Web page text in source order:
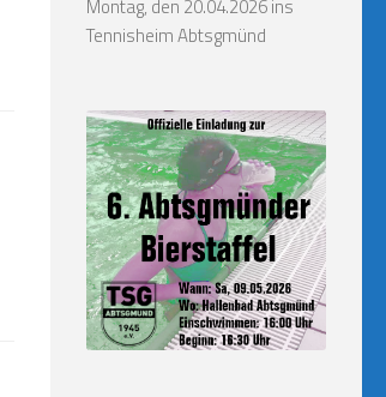
Montag, den 20.04.2026 ins
Tennisheim Abtsgmünd